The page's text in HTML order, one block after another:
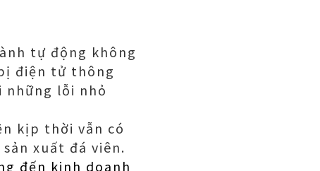
tự động không
điện tử thông
những lỗi nhỏ
kịp thời vẫn có
xuất đá viên.
đến kinh doanh